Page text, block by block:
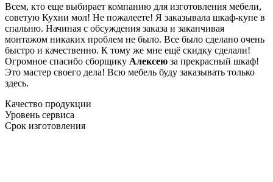
Всем, кто еще выбирает компанию для изготовления мебели,
советую Кухни мол! Не пожалеете! Я заказывала шкаф-купе в
спальню. Начиная с обсуждения заказа и заканчивая
монтажом никаких проблем не было. Все было сделано очень
быстро и качественно. К тому же мне ещё скидку сделали!
Огромное спасибо сборщику Алексею за прекрасный шкаф!
Это мастер своего дела! Всю мебель буду заказывать только
здесь.
Качество продукции
Уровень сервиса
Срок изготовления